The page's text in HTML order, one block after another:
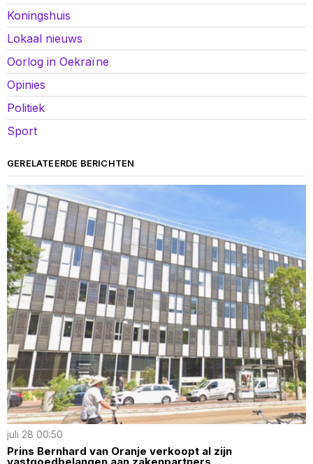
Koningshuis
Lokaal nieuws
Oorlog in Oekraïne
Opinies
Politiek
Sport
GERELATEERDE BERICHTEN
juli 28 00:50
Prins Bernhard van Oranje verkoopt al zijn